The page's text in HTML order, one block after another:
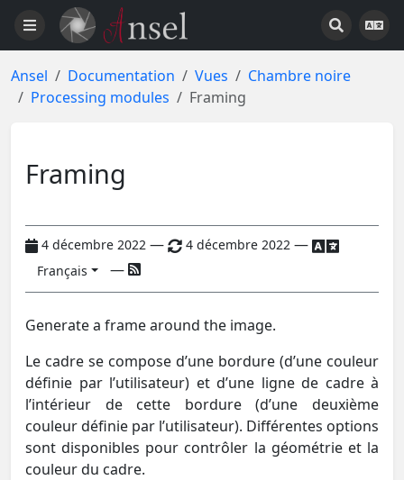
Ansel Documentation Vues
Chambre noire
Processing modules
Framing
Framing
4 décembre 2022 — 4 décembre 2022 —
Français —
Generate a frame around the image.
Le cadre se compose d’une bordure (d’une couleur
définie par l’utilisateur) et d’une ligne de cadre à
l’intérieur de cette bordure (d’une deuxième
couleur définie par l’utilisateur). Différentes options
sont disponibles pour contrôler la géométrie et la
couleur du cadre.